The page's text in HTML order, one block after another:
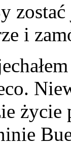
i
życie